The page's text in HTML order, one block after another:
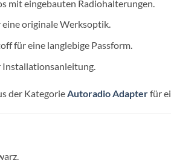
mit eingebauten Radiohalterungen.
originale Werksoptik.
für eine langlebige Passform.
der KategorieAutoradio Adapterfür